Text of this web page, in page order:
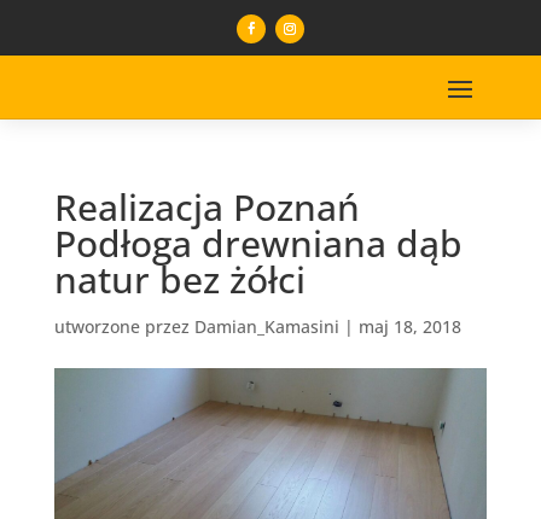
Realizacja Poznań
Podłoga drewniana dąb
natur bez żółci
utworzone przez Damian_Kamasini | maj 18, 2018